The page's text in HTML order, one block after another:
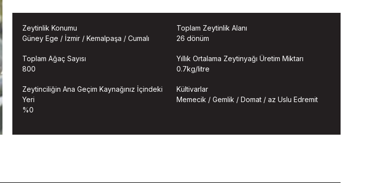
Zeytinlik Konumu
Güney Ege / İzmir / Kemalpaşa / Cumalı
Toplam Zeytinlik Alanı
26 dönüm
Toplam Ağaç Sayısı
800
Yıllık Ortalama Zeytinyağı Üretim Miktarı
0.7kg/litre
Zeytinciliğin Ana Geçim Kaynağınız İçindeki
Yeri
%0
Kültivarlar
Memecik / Gemlik / Domat / az Uslu Edremit